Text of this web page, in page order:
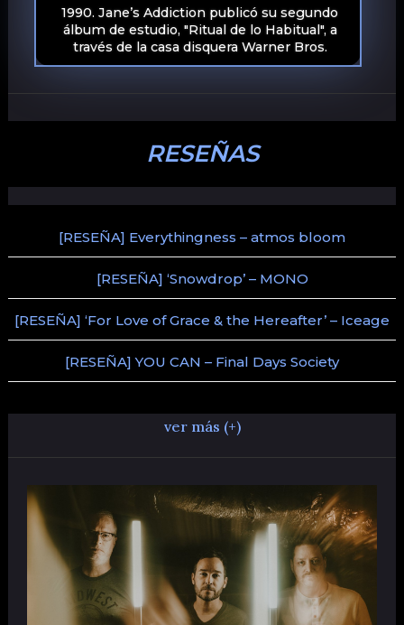
1990. Jane’s Addiction publicó su segundo
álbum de estudio, "Ritual de lo Habitual", a
través de la casa disquera Warner Bros.
RESEÑAS
[RESEÑA] Everythingness – atmos bloom
[RESEÑA] ‘Snowdrop’ – MONO
[RESEÑA] ‘For Love of Grace & the Hereafter’ – Iceage
[RESEÑA] YOU CAN – Final Days Society
ver más (+)